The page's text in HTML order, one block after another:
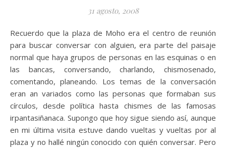
31 agosto, 2008
Recuerdo que la plaza de Moho era el centro de reunión
para buscar conversar con alguien, era parte del paisaje
normal que haya grupos de personas en las esquinas o en
las bancas, conversando, charlando, chismosenado,
comentando, planeando. Los temas de la conversación
eran an variados como las personas que formaban sus
círculos, desde política hasta chismes de las famosas
irpantasiñanaca. Supongo que hoy sigue siendo así, aunque
en mi última visita estuve dando vueltas y vueltas por al
plaza y no hallé ningún conocido con quién conversar. Pero